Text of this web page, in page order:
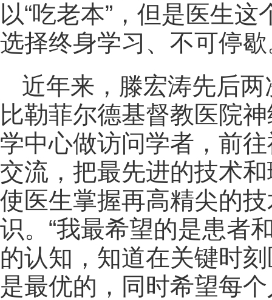
以“吃老本”，但是医生
选择终身学习、不可停
近年来，滕宏涛先后
比勒菲尔德基督教医院
学中心做访问学者，前
交流，把最先进的技术
使医生掌握再高精尖的
识。“我最希望的是患者
的认知，知道在关键时
是最优的，同时希望每